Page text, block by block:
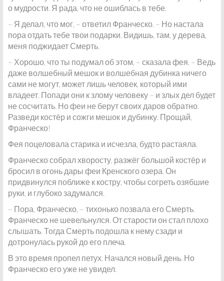
о мудрости. Я рада, что не ошиблась в тебе.
– Я делал, что мог, – ответил Франческо. – Но настала
пора отдать тебе твои подарки. Видишь, там, у дерева,
меня поджидает Смерть.
– Хорошо, что ты подумал об этом, – сказала фея. – Ведь
даже волшебный мешок и волшебная дубинка ничего
сами не могут, может лишь человек, который ими
владеет. Попади они к злому человеку – и злых дел будет
не сосчитать. Но феи не берут своих даров обратно.
Разведи костёр и сожги мешок и дубинку. Прощай,
Франческо!
Фея поцеловала старика и исчезла, будто растаяла.
Франческо собрал хворосту, разжёг большой костёр и
бросил в огонь дары феи Кренского озера. Он
придвинулся поближе к костру, чтобы согреть озябшие
руки, и глубоко задумался.
– Пора, Франческо, – тихонько позвала его Смерть.
Франческо не шевельнулся. От старости он стал плохо
слышать. Тогда Смерть подошла к нему сзади и
дотронулась рукой до его плеча.
В это время пропел петух. Начался новый день. Но
Франческо его уже не увидел.